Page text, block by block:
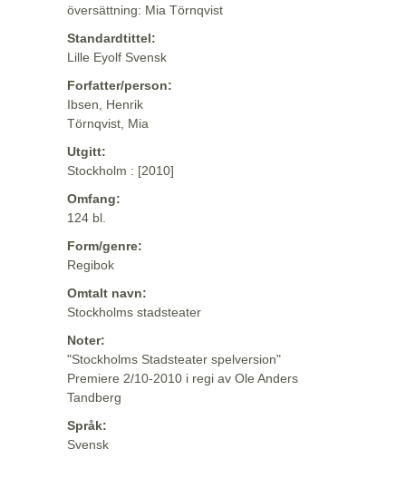
översättning: Mia Törnqvist
Standardtittel:
Lille Eyolf Svensk
Forfatter/person:
Ibsen, Henrik
Törnqvist, Mia
Utgitt:
Stockholm : [2010]
Omfang:
124 bl.
Form/genre:
Regibok
Omtalt navn:
Stockholms stadsteater
Noter:
"Stockholms Stadsteater spelversion"
Premiere 2/10-2010 i regi av Ole Anders
Tandberg
Språk:
Svensk